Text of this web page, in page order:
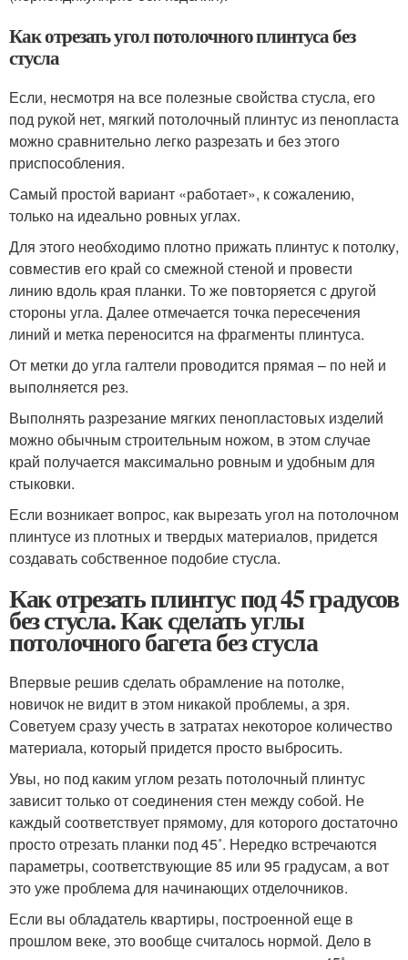
Как отрезать угол потолочного плинтуса без
стусла
Если, несмотря на все полезные свойства стусла, его
под рукой нет, мягкий потолочный плинтус из пенопласта
можно сравнительно легко разрезать и без этого
приспособления.
Самый простой вариант «работает», к сожалению,
только на идеально ровных углах.
Для этого необходимо плотно прижать плинтус к потолку,
совместив его край со смежной стеной и провести
линию вдоль края планки. То же повторяется с другой
стороны угла. Далее отмечается точка пересечения
линий и метка переносится на фрагменты плинтуса.
От метки до угла галтели проводится прямая – по ней и
выполняется рез.
Выполнять разрезание мягких пенопластовых изделий
можно обычным строительным ножом, в этом случае
край получается максимально ровным и удобным для
стыковки.
Если возникает вопрос, как вырезать угол на потолочном
плинтусе из плотных и твердых материалов, придется
создавать собственное подобие стусла.
Как отрезать плинтус под 45 градусов
без стусла. Как сделать углы
потолочного багета без стусла
Впервые решив сделать обрамление на потолке,
новичок не видит в этом никакой проблемы, а зря.
Советуем сразу учесть в затратах некоторое количество
материала, который придется просто выбросить.
Увы, но под каким углом резать потолочный плинтус
зависит только от соединения стен между собой. Не
каждый соответствует прямому, для которого достаточно
просто отрезать планки под 45˚. Нередко встречаются
параметры, соответствующие 85 или 95 градусам, а вот
это уже проблема для начинающих отделочников.
Если вы обладатель квартиры, построенной еще в
прошлом веке, это вообще считалось нормой. Дело в